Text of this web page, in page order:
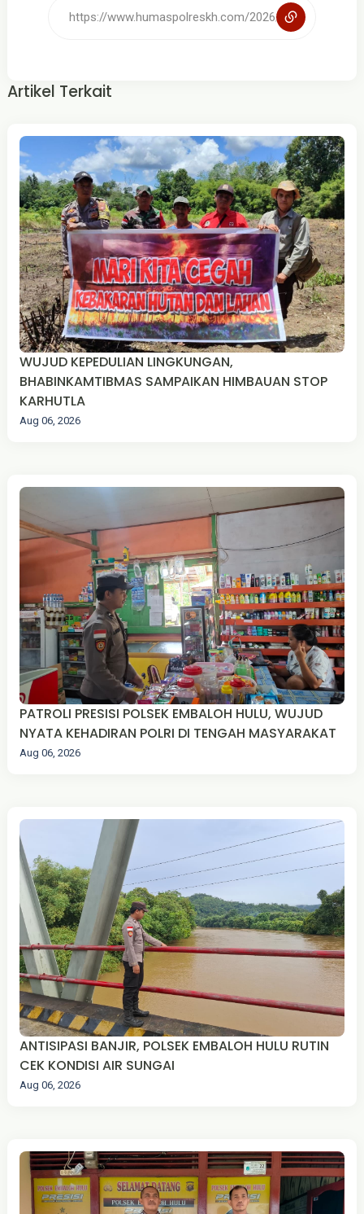
Artikel Terkait
WUJUD KEPEDULIAN LINGKUNGAN,
BHABINKAMTIBMAS SAMPAIKAN HIMBAUAN STOP
KARHUTLA
Aug 06, 2026
PATROLI PRESISI POLSEK EMBALOH HULU, WUJUD
NYATA KEHADIRAN POLRI DI TENGAH MASYARAKAT
Aug 06, 2026
ANTISIPASI BANJIR, POLSEK EMBALOH HULU RUTIN
CEK KONDISI AIR SUNGAI
Aug 06, 2026